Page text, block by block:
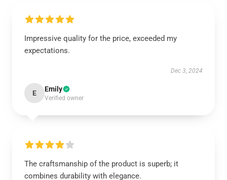
Impressive quality for the price, exceeded my
expectations.
Dec 3, 2024
E Emily
Verified owner
The craftsmanship of the product is superb; it
combines durability with elegance.